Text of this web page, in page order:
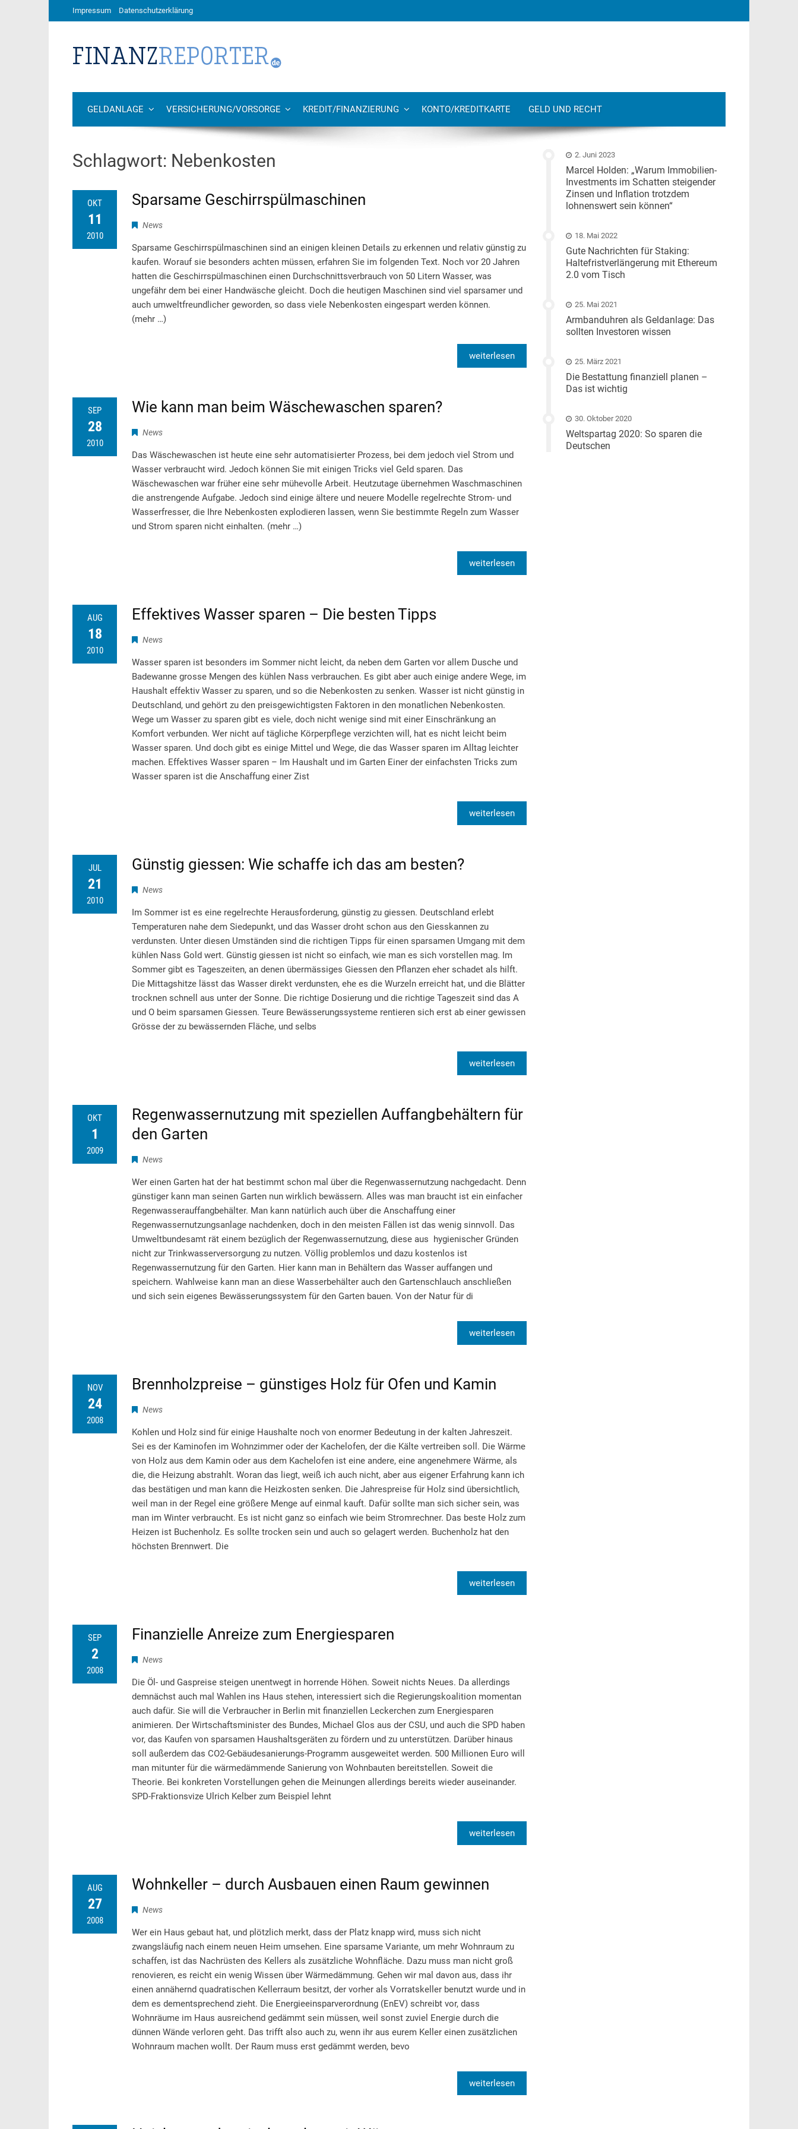
Impressum Datenschutzerklärung
GELDANLAGE VERSICHERUNG/VORSORGE KREDIT/FINANZIERUNG KONTO/KREDITKARTE GELD UND RECHT
Schlagwort: Nebenkosten
OKT
11
2010
Sparsame Geschirrspülmaschinen
News
Sparsame Geschirrspülmaschinen sind an einigen kleinen Details zu erkennen und relativ günstig zu
kaufen. Worauf sie besonders achten müssen, erfahren Sie im folgenden Text. Noch vor 20 Jahren
hatten die Geschirrspülmaschinen einen Durchschnittsverbrauch von 50 Litern Wasser, was
ungefähr dem bei einer Handwäsche gleicht. Doch die heutigen Maschinen sind viel sparsamer und
auch umweltfreundlicher geworden, so dass viele Nebenkosten eingespart werden können.
(mehr …)
weiterlesen
SEP
28
2010
Wie kann man beim Wäschewaschen sparen?
News
Das Wäschewaschen ist heute eine sehr automatisierter Prozess, bei dem jedoch viel Strom und
Wasser verbraucht wird. Jedoch können Sie mit einigen Tricks viel Geld sparen. Das
Wäschewaschen war früher eine sehr mühevolle Arbeit. Heutzutage übernehmen Waschmaschinen
die anstrengende Aufgabe. Jedoch sind einige ältere und neuere Modelle regelrechte Strom- und
Wasserfresser, die Ihre Nebenkosten explodieren lassen, wenn Sie bestimmte Regeln zum Wasser
und Strom sparen nicht einhalten. (mehr …)
weiterlesen
AUG
18
2010
Effektives Wasser sparen – Die besten Tipps
News
Wasser sparen ist besonders im Sommer nicht leicht, da neben dem Garten vor allem Dusche und
Badewanne grosse Mengen des kühlen Nass verbrauchen. Es gibt aber auch einige andere Wege, im
Haushalt effektiv Wasser zu sparen, und so die Nebenkosten zu senken. Wasser ist nicht günstig in
Deutschland, und gehört zu den preisgewichtigsten Faktoren in den monatlichen Nebenkosten.
Wege um Wasser zu sparen gibt es viele, doch nicht wenige sind mit einer Einschränkung an
Komfort verbunden. Wer nicht auf tägliche Körperpflege verzichten will, hat es nicht leicht beim
Wasser sparen. Und doch gibt es einige Mittel und Wege, die das Wasser sparen im Alltag leichter
machen. Effektives Wasser sparen – Im Haushalt und im Garten Einer der einfachsten Tricks zum
Wasser sparen ist die Anschaffung einer Zist
weiterlesen
JUL
21
2010
Günstig giessen: Wie schaffe ich das am besten?
News
Im Sommer ist es eine regelrechte Herausforderung, günstig zu giessen. Deutschland erlebt
Temperaturen nahe dem Siedepunkt, und das Wasser droht schon aus den Giesskannen zu
verdunsten. Unter diesen Umständen sind die richtigen Tipps für einen sparsamen Umgang mit dem
kühlen Nass Gold wert. Günstig giessen ist nicht so einfach, wie man es sich vorstellen mag. Im
Sommer gibt es Tageszeiten, an denen übermässiges Giessen den Pflanzen eher schadet als hilft.
Die Mittagshitze lässt das Wasser direkt verdunsten, ehe es die Wurzeln erreicht hat, und die Blätter
trocknen schnell aus unter der Sonne. Die richtige Dosierung und die richtige Tageszeit sind das A
und O beim sparsamen Giessen. Teure Bewässerungssysteme rentieren sich erst ab einer gewissen
Grösse der zu bewässernden Fläche, und selbs
weiterlesen
OKT
1
2009
Regenwassernutzung mit speziellen Auffangbehältern für
den Garten
News
Wer einen Garten hat der hat bestimmt schon mal über die Regenwassernutzung nachgedacht. Denn
günstiger kann man seinen Garten nun wirklich bewässern. Alles was man braucht ist ein einfacher
Regenwasserauffangbehälter. Man kann natürlich auch über die Anschaffung einer
Regenwassernutzungsanlage nachdenken, doch in den meisten Fällen ist das wenig sinnvoll. Das
Umweltbundesamt rät einem bezüglich der Regenwassernutzung, diese aus hygienischer Gründen
nicht zur Trinkwasserversorgung zu nutzen. Völlig problemlos und dazu kostenlos ist
Regenwassernutzung für den Garten. Hier kann man in Behältern das Wasser auffangen und
speichern. Wahlweise kann man an diese Wasserbehälter auch den Gartenschlauch anschließen
und sich sein eigenes Bewässerungssystem für den Garten bauen. Von der Natur für di
weiterlesen
NOV
24
2008
Brennholzpreise – günstiges Holz für Ofen und Kamin
News
Kohlen und Holz sind für einige Haushalte noch von enormer Bedeutung in der kalten Jahreszeit.
Sei es der Kaminofen im Wohnzimmer oder der Kachelofen, der die Kälte vertreiben soll. Die Wärme
von Holz aus dem Kamin oder aus dem Kachelofen ist eine andere, eine angenehmere Wärme, als
die, die Heizung abstrahlt. Woran das liegt, weiß ich auch nicht, aber aus eigener Erfahrung kann ich
das bestätigen und man kann die Heizkosten senken. Die Jahrespreise für Holz sind übersichtlich,
weil man in der Regel eine größere Menge auf einmal kauft. Dafür sollte man sich sicher sein, was
man im Winter verbraucht. Es ist nicht ganz so einfach wie beim Stromrechner. Das beste Holz zum
Heizen ist Buchenholz. Es sollte trocken sein und auch so gelagert werden. Buchenholz hat den
höchsten Brennwert. Die
weiterlesen
SEP
2
2008
Finanzielle Anreize zum Energiesparen
News
Die Öl- und Gaspreise steigen unentwegt in horrende Höhen. Soweit nichts Neues. Da allerdings
demnächst auch mal Wahlen ins Haus stehen, interessiert sich die Regierungskoalition momentan
auch dafür. Sie will die Verbraucher in Berlin mit finanziellen Leckerchen zum Energiesparen
animieren. Der Wirtschaftsminister des Bundes, Michael Glos aus der CSU, und auch die SPD haben
vor, das Kaufen von sparsamen Haushaltsgeräten zu fördern und zu unterstützen. Darüber hinaus
soll außerdem das CO2-Gebäudesanierungs-Programm ausgeweitet werden. 500 Millionen Euro will
man mitunter für die wärmedämmende Sanierung von Wohnbauten bereitstellen. Soweit die
Theorie. Bei konkreten Vorstellungen gehen die Meinungen allerdings bereits wieder auseinander.
SPD-Fraktionsvize Ulrich Kelber zum Beispiel lehnt
weiterlesen
AUG
27
2008
Wohnkeller – durch Ausbauen einen Raum gewinnen
News
Wer ein Haus gebaut hat, und plötzlich merkt, dass der Platz knapp wird, muss sich nicht
zwangsläufig nach einem neuen Heim umsehen. Eine sparsame Variante, um mehr Wohnraum zu
schaffen, ist das Nachrüsten des Kellers als zusätzliche Wohnfläche. Dazu muss man nicht groß
renovieren, es reicht ein wenig Wissen über Wärmedämmung. Gehen wir mal davon aus, dass ihr
einen annähernd quadratischen Kellerraum besitzt, der vorher als Vorratskeller benutzt wurde und in
dem es dementsprechend zieht. Die Energieeinsparverordnung (EnEV) schreibt vor, dass
Wohnräume im Haus ausreichend gedämmt sein müssen, weil sonst zuviel Energie durch die
dünnen Wände verloren geht. Das trifft also auch zu, wenn ihr aus eurem Keller einen zusätzlichen
Wohnraum machen wollt. Der Raum muss erst gedämmt werden, bevo
weiterlesen
2. Juni 2023
Marcel Holden: „Warum Immobilien-
Investments im Schatten steigender
Zinsen und Inflation trotzdem
lohnenswert sein können“
18. Mai 2022
Gute Nachrichten für Staking:
Haltefristverlängerung mit Ethereum
2.0 vom Tisch
25. Mai 2021
Armbanduhren als Geldanlage: Das
sollten Investoren wissen
25. März 2021
Die Bestattung finanziell planen –
Das ist wichtig
30. Oktober 2020
Weltspartag 2020: So sparen die
Deutschen